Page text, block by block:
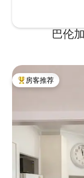
巴伦
热门「房客推荐」
房客推荐